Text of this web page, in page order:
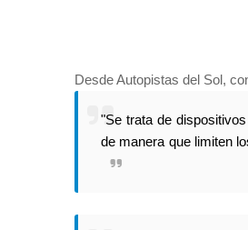
Desde Autopistas del Sol,
"Se trata de
de manera que limiten